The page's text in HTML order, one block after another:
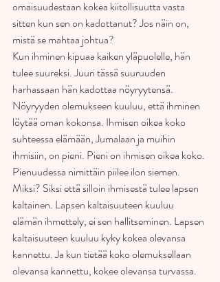
omaisuudestaan kokea kiitollisuutta vasta
sitten kun sen on kadottanut? Jos näin on,
mistä se mahtaa johtua?
Kun ihminen kipuaa kaiken yläpuolelle, hän
tulee suureksi. Juuri tässä suuruuden
harhassaan hän kadottaa nöyryytensä.
Nöyryyden olemukseen kuuluu, että ihminen
löytää oman kokonsa. Ihmisen oikea koko
suhteessa elämään, Jumalaan ja muihin
ihmisiin, on pieni. Pieni on ihmisen oikea koko.
Pienuudessa nimittäin piilee ilon siemen.
Miksi? Siksi että silloin ihmisestä tulee lapsen
kaltainen. Lapsen kaltaisuuteen kuuluu
elämän ihmettely, ei sen hallitseminen. Lapsen
kaltaisuuteen kuuluu kyky kokea olevansa
kannettu. Ja kun tietää koko olemuksellaan
olevansa kannettu, kokee olevansa turvassa.